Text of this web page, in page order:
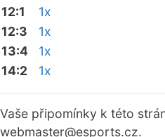
12:1
1x
12:3
1x
13:4
1x
14:2
1x
Vaše připomínky k této
webmaster@esports.cz.